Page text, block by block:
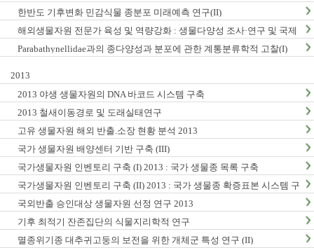
한반도 기후변화 민감식물 종분포 미래예측 연구(II)
해외생물자원 전문가 육성 및 역량강화 : 생물다양성 조사·연구 및 국제
협력
Parabathynellidae과의 종다양성과 분포에 관한 계통분류학적 고찰(I)
2013
2013 야생 생물자원의 DNA 바코드 시스템 구축
2013 철새이동경로 및 도래실태연구
고유 생물자원 해외 반출.소장 현황 분석 2013
국가 생물자원 배양센터 기반 구축 (III)
국가생물자원 인벤토리 구축 (I) 2013 : 국가 생물종 목록 구축
국가생물자원 인벤토리 구축 (II) 2013 : 국가 생물종 확증표본 시스템 구
축
국외반출 승인대상 생물자원 선정 연구 2013
기후 최적기 잔존집단의 식물지리학적 연구
멸종위기종 대추귀고둥의 보전을 위한 개체군 특성 연구 (II)